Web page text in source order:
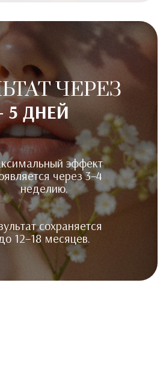
эффект
через 3–4
неделию.
сохраняется
12–18 месяцев.
ЧЕРЕЗ
5 ДНЕЙ